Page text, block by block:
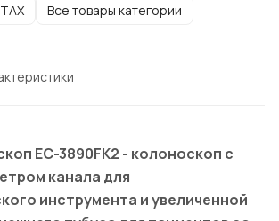
Все товары категории
EC-3890FK2 - колоноскоп с
канала для
инструмента и увеличенной